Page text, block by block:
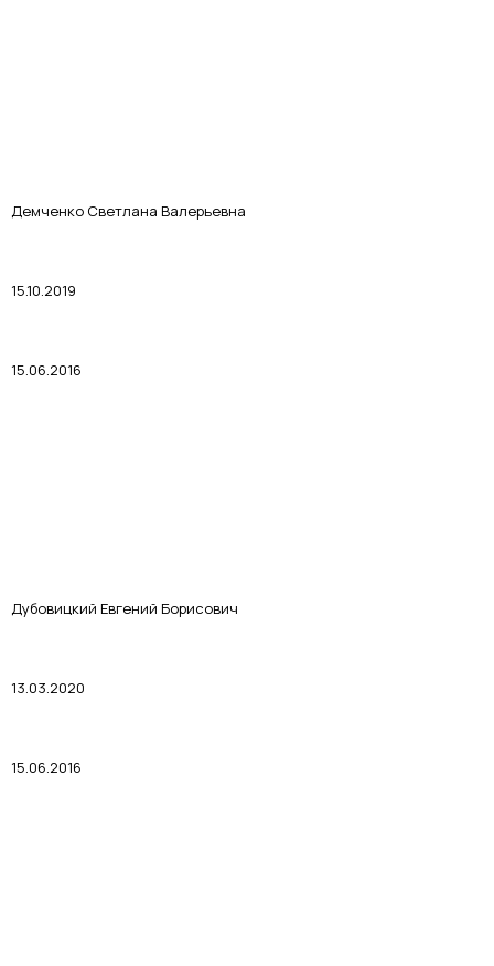
Демченко Светлана Валерьевна
15.10.2019
15.06.2016
Дубовицкий Евгений Борисович
13.03.2020
15.06.2016